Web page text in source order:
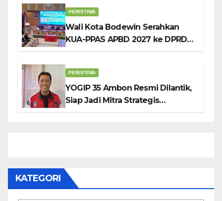
PERISTIWA
Wali Kota Bodewin Serahkan
KUA-PPAS APBD 2027 ke DPRD
PERISTIWA
YOGIP 35 Ambon Resmi Dilantik,
Siap Jadi Mitra Strategis
KATEGORI